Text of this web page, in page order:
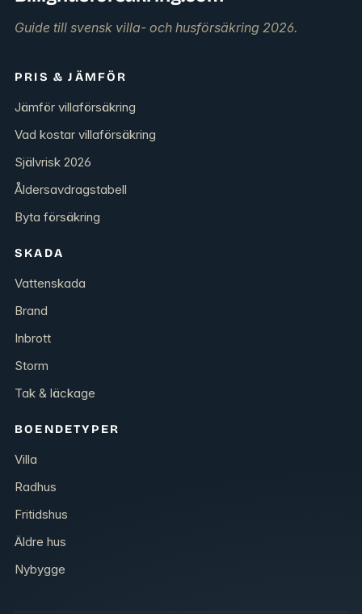
Guide till svensk villa- och husförsäkring 2026.
PRIS & JÄMFÖR
Jämför villaförsäkring
Vad kostar villaförsäkring
Självrisk 2026
Åldersavdragstabell
Byta försäkring
SKADA
Vattenskada
Brand
Inbrott
Storm
Tak & läckage
BOENDETYPER
Villa
Radhus
Fritidshus
Äldre hus
Nybygge